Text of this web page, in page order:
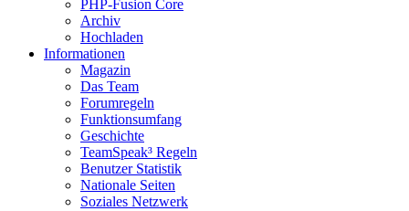
PHP-Fusion Core
Archiv
Hochladen
Informationen
Magazin
Das Team
Forumregeln
Funktionsumfang
Geschichte
TeamSpeak³ Regeln
Benutzer Statistik
Nationale Seiten
Soziales Netzwerk